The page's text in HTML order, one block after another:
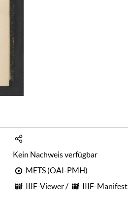
Kein Nachweis verfügbar
METS (OAI-PMH)
IIIF-Viewer/ IIIF-Manifest